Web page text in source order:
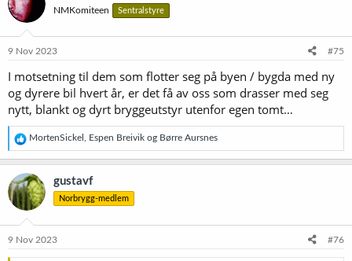
NMKomiteen Sentralstyre
9 Nov 2023 #75
I motsetning til dem som flotter seg på byen / bygda med ny
og dyrere bil hvert år, er det få av oss som drasser med seg
nytt, blankt og dyrt bryggeutstyr utenfor egen tomt…
R
e
a
k
s
j
o
e
MortenSickel Espen Breivik og Børre Aursnes
gustavf
Norbrygg-medlem
9 Nov 2023 #76